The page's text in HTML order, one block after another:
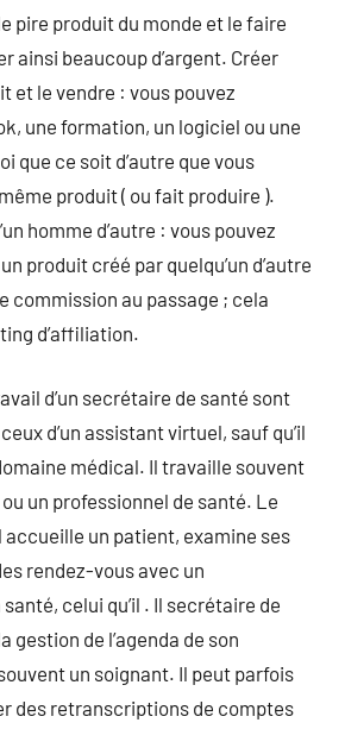
pire produit du monde et le faire
ainsi beaucoup d’argent. Créer
et le vendre : vous pouvez
une formation, un logiciel ou une
que ce soit d’autre que vous
produit ( ou fait produire ).
homme d’autre : vous pouvez
produit créé par quelqu’un d’autre
commission au passage ; cela
d’affiliation.
d’un secrétaire de santé sont
d’un assistant virtuel, sauf qu’il
médical. Il travaille souvent
un professionnel de santé. Le
un patient, examine ses
rendez-vous avec un
celui qu’il . Il secrétaire de
gestion de l’agenda de son
un soignant. Il peut parfois
des retranscriptions de comptes